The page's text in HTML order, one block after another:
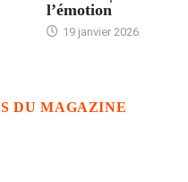
l’émotion
19 janvier 2026
DU MAGAZINE